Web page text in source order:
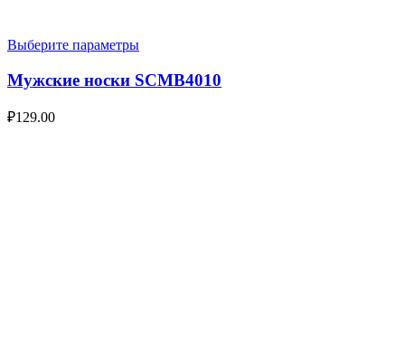
Выберите параметры
Мужские носки SCMB4010
₽129.00